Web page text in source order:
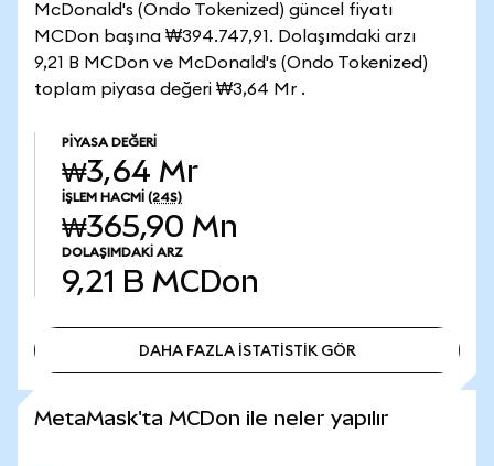
McDonald's (Ondo Tokenized) güncel fiyatı
MCDon başına ₩394.747,91. Dolaşımdaki arzı
9,21 B MCDon ve McDonald's (Ondo Tokenized)
toplam piyasa değeri ₩3,64 Mr .
PIYASA DEĞERI
₩3,64 Mr
İŞLEM HACMI (24S)
₩365,90 Mn
DOLAŞIMDAKI ARZ
9,21 B MCDon
DAHA FAZLA İSTATİSTİK GÖR
MetaMask'ta MCDon ile neler yapılır